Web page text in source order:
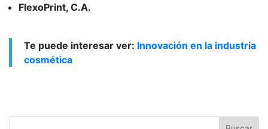
FlexoPrint, C.A.
Te puede interesar ver: Innovación en la industria
cosmética